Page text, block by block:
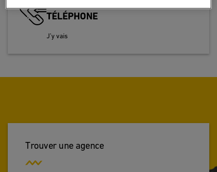
CONTACTER MA BANQUE PAR
TÉLÉPHONE
J’y vais
Trouver une agence